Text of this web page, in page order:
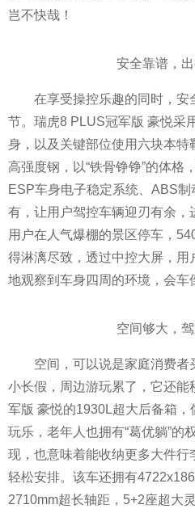
岂不快哉！
安全靠谱，
在享受操控乐趣的同时，安
节。瑞虎8 PLUS冠军版 豪悦采
身，以及关键部位使用六块本
高强度钢，以“铁骨铮铮”的体格
ESP车身电子稳定系统、ABS
有，让用户驾控车辆迎刃有余，
用户在人气爆棚的景区停车，
得淋漓尽致，透过中控大屏，用
地观察到车身四周的环境，会车
空间够大，
空间，可以说是家庭消费
小长假，周边游玩累了，它还能
军版 豪悦的1930L超大后备箱
玩乐，老年人也拥有“葛优躺”的
现，也意味着能收纳更多大件
轻松安排。该车还拥有
2710mm超长轴距，5+2座超大